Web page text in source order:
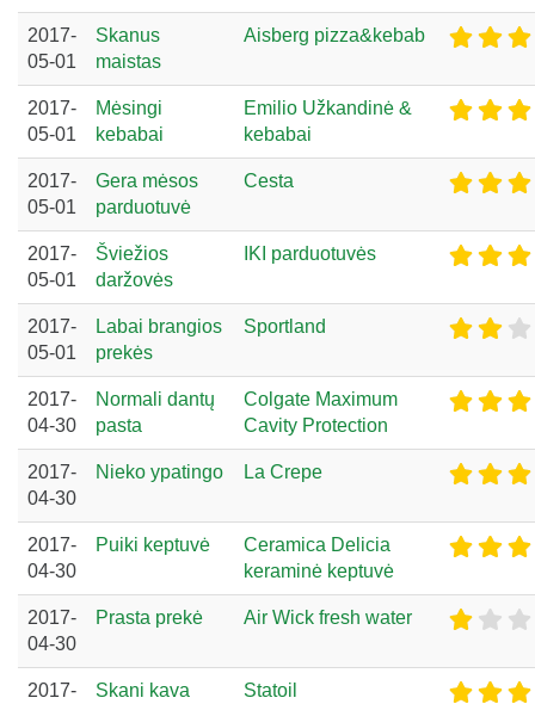
2017-
05-01
Skanus
maistas
Aisberg pizza&kebab
2017-
05-01
Mėsingi
kebabai
Emilio Užkandinė &
kebabai
2017-
05-01
Gera mėsos
parduotuvė
Cesta
2017-
05-01
Šviežios
daržovės
IKI parduotuvės
2017-
05-01
Labai brangios
prekės
Sportland
2017-
04-30
Normali dantų
pasta
Colgate Maximum
Cavity Protection
2017-
04-30
Nieko ypatingo La Crepe
2017-
04-30
Puiki keptuvė
Ceramica Delicia
keraminė keptuvė
2017-
04-30
Prasta prekė Air Wick fresh water
2017-
Skani kava Statoil